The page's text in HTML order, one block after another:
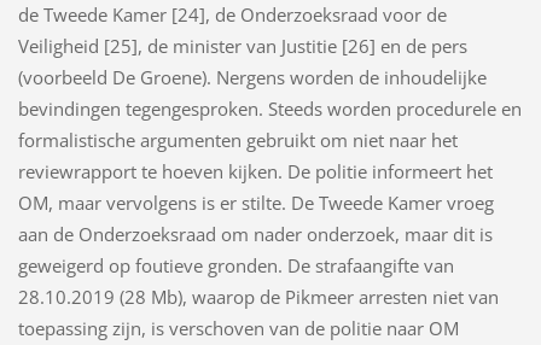
de Tweede Kamer [24], de Onderzoeksraad voor de
Veiligheid [25], de minister van Justitie [26] en de pers
(voorbeeld De Groene). Nergens worden de inhoudelijke
bevindingen tegengesproken. Steeds worden procedurele en
formalistische argumenten gebruikt om niet naar het
reviewrapport te hoeven kijken. De politie informeert het
OM, maar vervolgens is er stilte. De Tweede Kamer vroeg
aan de Onderzoeksraad om nader onderzoek, maar dit is
geweigerd op foutieve gronden. De strafaangifte van
28.10.2019 (28 Mb), waarop de Pikmeer arresten niet van
toepassing zijn, is verschoven van de politie naar OM